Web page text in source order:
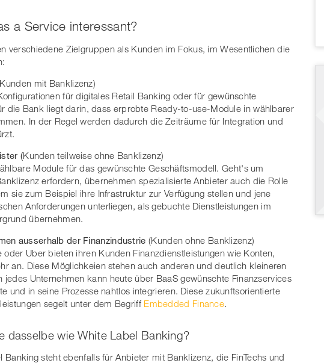
a Service interessant?
verschiedene Zielgruppen als Kunden im Fokus, im Wesentlichen die
mit Banklizenz)
für digitales Retail Banking oder für gewünschte
die Bank liegt darin, dass erprobte Ready-to-use-Module in wählbarer
In der Regel werden dadurch die Zeiträume für Integration und
(Kunden teilweise ohne Banklizenz)
Module für das gewünschte Geschäftsmodell. Geht's um
erfordern, übernehmen spezialisierte Anbieter auch die Rolle
sie zum Beispiel ihre Infrastruktur zur Verfügung stellen und jene
Anforderungen unterliegen, als gebuchte Dienstleistungen im
übernehmen.
ausserhalb der Finanzindustrie (Kunden ohne Banklizenz)
oder Uber bieten ihren Kunden Finanzdienstleistungen wie Konten,
an. Diese Möglichkeien stehen auch anderen und deutlich kleineren
jedes Unternehmen kann heute über BaaS gewünschte Finanzservices
und in seine Prozesse nahtlos integrieren. Diese zukunftsorientierte
segelt unter dem Begriff Embedded Finance.
dasselbe wie White Label Banking?
Banking steht ebenfalls für Anbieter mit Banklizenz, die FinTechs und